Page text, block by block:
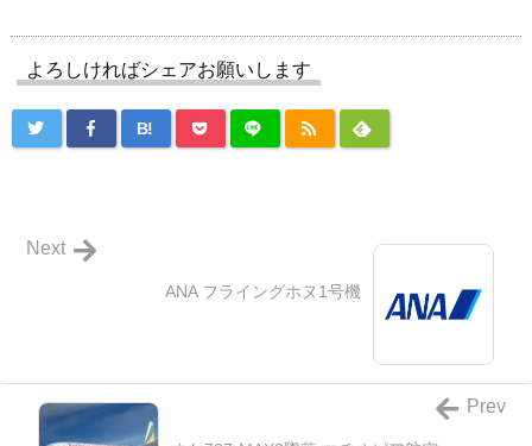
よろしければシェアお願いします
B!
ANA フライングホヌ1号機
Next
Prev